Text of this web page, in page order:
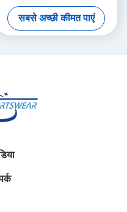
पॉलिएस्टर साइड रंग के साथ आधुनिक
और अनुकूलन योग्य
सबसे अच्छी कीमत पाएं